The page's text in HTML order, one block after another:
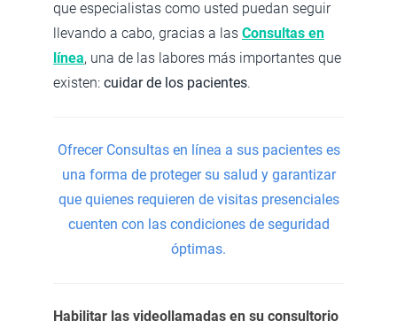
que especialistas como usted puedan seguir
llevando a cabo, gracias a las Consultas en
línea, una de las labores más importantes que
existen: cuidar de los pacientes.
Ofrecer Consultas en línea a sus pacientes es
una forma de proteger su salud y garantizar
que quienes requieren de visitas presenciales
cuenten con las condiciones de seguridad
óptimas.
Habilitar las videollamadas en su consultorio